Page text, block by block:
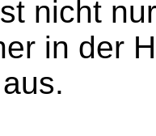
nicht
in der